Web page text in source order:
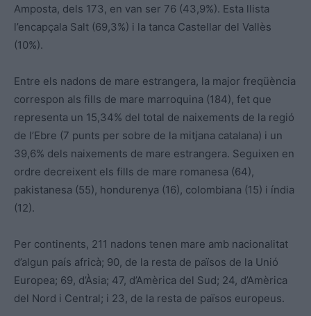
Amposta, dels 173, en van ser 76 (43,9%). Esta llista
l’encapçala Salt (69,3%) i la tanca Castellar del Vallès
(10%).
Entre els nadons de mare estrangera, la major freqüència
correspon als fills de mare marroquina (184), fet que
representa un 15,34% del total de naixements de la regió
de l’Ebre (7 punts per sobre de la mitjana catalana) i un
39,6% dels naixements de mare estrangera. Seguixen en
ordre decreixent els fills de mare romanesa (64),
pakistanesa (55), hondurenya (16), colombiana (15) i índia
(12).
Per continents, 211 nadons tenen mare amb nacionalitat
d’algun país africà; 90, de la resta de països de la Unió
Europea; 69, d’Àsia; 47, d’Amèrica del Sud; 24, d’Amèrica
del Nord i Central; i 23, de la resta de països europeus.